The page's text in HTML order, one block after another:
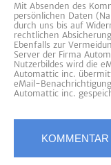
Mit Absenden des
persönlichen Daten
durch uns bis auf
rechtlichen
Ebenfalls zur
Server der Firma
Nutzerbildes wird die
Automattic inc.
eMail-
Automattic inc.